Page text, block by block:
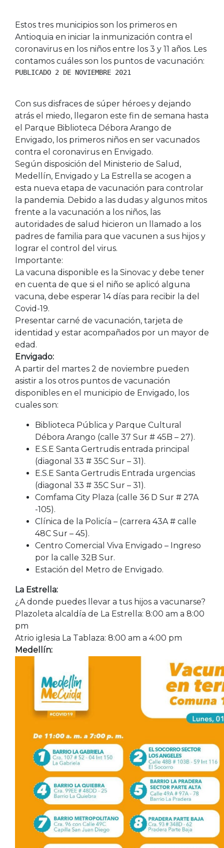
Estos tres municipios son los primeros en
Antioquia en iniciar la inmunización contra el
coronavirus en los niños entre los 3 y 11 años. Les
contamos cuáles son los puntos de vacunación:
PUBLICADO 2 DE NOVIEMBRE 2021
Con sus disfraces de súper héroes y dejando
atrás el miedo, llegaron este fin de semana hasta
el Parque Biblioteca Débora Arango de
Envigado, los primeros niños en ser vacunados
contra el coronavirus en Envigado.
Según disposición del Ministerio de Salud,
Medellín, Envigado y La Estrella se acogen a
esta nueva etapa de vacunación para controlar
la pandemia. Debido a las dudas y algunos mitos
frente a la vacunación a los niños, las
autoridades de salud hicieron un llamado a los
padres de familia para que vacunen a sus hijos y
lograr el control del virus.
Importante:
La vacuna disponible es la Sinovac y debe tener
en cuenta de que si el niño se aplicó alguna
vacuna, debe esperar 14 días para recibir la del
Covid-19.
Presentar carné de vacunación, tarjeta de
identidad y estar acompañados por un mayor de
edad.
Envigado:
A partir del martes 2 de noviembre pueden
asistir a los otros puntos de vacunación
disponibles en el municipio de Envigado, los
cuales son:
Biblioteca Pública y Parque Cultural
Débora Arango (calle 37 Sur # 45B – 27).
E.S.E Santa Gertrudis entrada principal
(diagonal 33 # 35C Sur – 31).
E.S.E Santa Gertrudis Entrada urgencias
(diagonal 33 # 35C Sur – 31).
Comfama City Plaza (calle 36 D Sur # 27A
-105).
Clínica de la Policía – (carrera 43A # calle
48C Sur – 45).
Centro Comercial Viva Envigado – Ingreso
por la calle 32B Sur.
Estación del Metro de Envigado.
La Estrella:
¿A donde puedes llevar a tus hijos a vacunarse?
Plazoleta alcaldía de La Estrella: 8:00 am a 8:00
pm
Atrio iglesia La Tablaza: 8:00 am a 4:00 pm
Medellín: